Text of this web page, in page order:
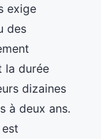
exige
des
la durée
dizaines
à deux ans.
est